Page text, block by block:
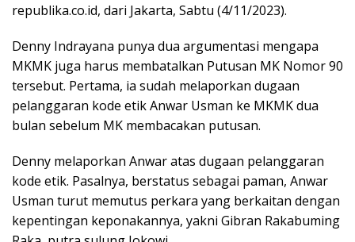
republika.co.id, dari Jakarta, Sabtu (4/11/2023).
Denny Indrayana punya dua argumentasi mengapa
MKMK juga harus membatalkan Putusan MK Nomor 90
tersebut. Pertama, ia sudah melaporkan dugaan
pelanggaran kode etik Anwar Usman ke MKMK dua
bulan sebelum MK membacakan putusan.
Denny melaporkan Anwar atas dugaan pelanggaran
kode etik. Pasalnya, berstatus sebagai paman, Anwar
Usman turut memutus perkara yang berkaitan dengan
kepentingan keponakannya, yakni Gibran Rakabuming